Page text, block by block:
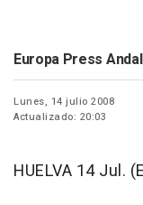
Europa Press
Lunes, 14 julio 2008
Actualizado: 20:03
HUELVA 14 Jul.